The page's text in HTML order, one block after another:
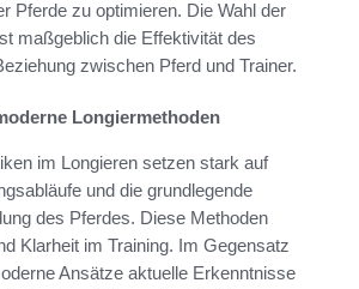
Pferde zu optimieren. Die Wahl der
maßgeblich die Effektivität des
zwischen Pferd und Trainer.
Longiermethoden
im Longieren setzen stark auf
und die grundlegende
des Pferdes. Diese Methoden
Klarheit im Training. Im Gegensatz
Ansätze aktuelle Erkenntnisse